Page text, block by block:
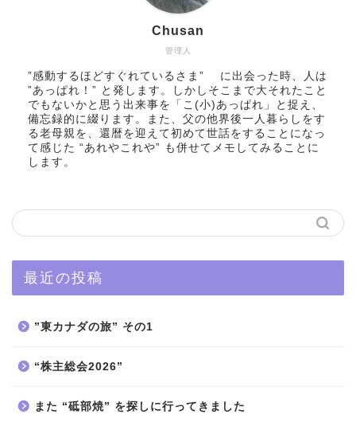
管理人
Chusan
”感動するほどすぐれているさま” に出会った時、人は
”あっぱれ！” と発します。しかしそこまで大それたこと
でもないかと思う出来事を「こ(小)あっぱれ」と捉え、
備忘録的に綴ります。また、父の他界後一人暮らしをす
る老母親を、還暦を迎えて初めて世話をすることになっ
て感じた “あれやこれや” も併せてメモしてみることに
します。
最近の投稿
”東カナダの旅” その1
“株主総会2026”
また “砥部焼” を探しに行ってきました